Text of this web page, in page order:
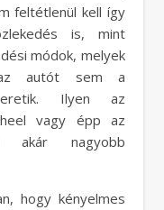
feltétlenül kell így
is, mint
módok, melyek
autót sem a
Ilyen az
vagy épp az
akár nagyobb
hogy kényelmes